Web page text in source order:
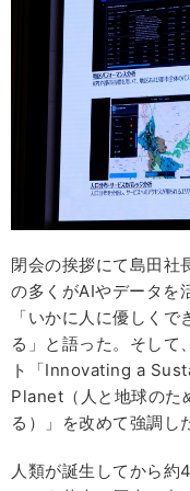
閉会の挨拶にて島田社
の多くがAIやデータを
「いかに人に優しく
る」と語った。そして
ト「Innovating a
Planet（人と地球のた
る）」を改めて強調し
人類が誕生してから